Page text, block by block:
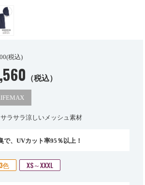
税込)
（税込）
ラサラ涼しいメッシュ素材
で、UVカット率95％以上！
3色 XS～XXXL